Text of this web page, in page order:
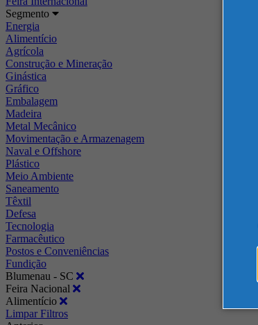
Segmento
Energia
Alimentício
Agrícola
Construção e Mineração
Ginástica
Gráfico
Embalagem
Madeira
Metal Mecânico
Movimentação e Armazenagem
Naval e Offshore
Plástico
Meio Ambiente
Saneamento
Têxtil
Defesa
Tecnologia
Farmacêutico
Postos e Conveniências
Fundição
Blumenau - SC
Feira Nacional
Alimentício
Limpar Filtros